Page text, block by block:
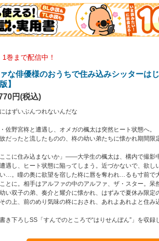
ころで“はりせんぼん”」を収録した電子限定版！
1巻まで配信中！
な俳優様のおうちで住み込みシッターは
】
円(税込)
はずいぶんつれないんだな
佐野宮柊と遭遇し、オメガの楓太は突然ヒート状態へ。
だったと流したものの、柊の幼い弟たちに懐かれ期間限
ここに住み込まないか」――大学生の楓太は、構内で撮影
遇し、ヒート状態に陥ってしまう。近づかないで、欲し
…。瞳の奥に欲望を宿した柊に唇を奪われ…るも寸前で
とに。相手はアルファの中のアルファ、ザ・スター。呆
い双子の弟、奏介と耀介に懐かれ、はずみで夏休み限定
の上、前のめり気味の柊におされ、あれよあれよと住み
き下ろしSS「すんでのところで“はりせんぼん”」を収録